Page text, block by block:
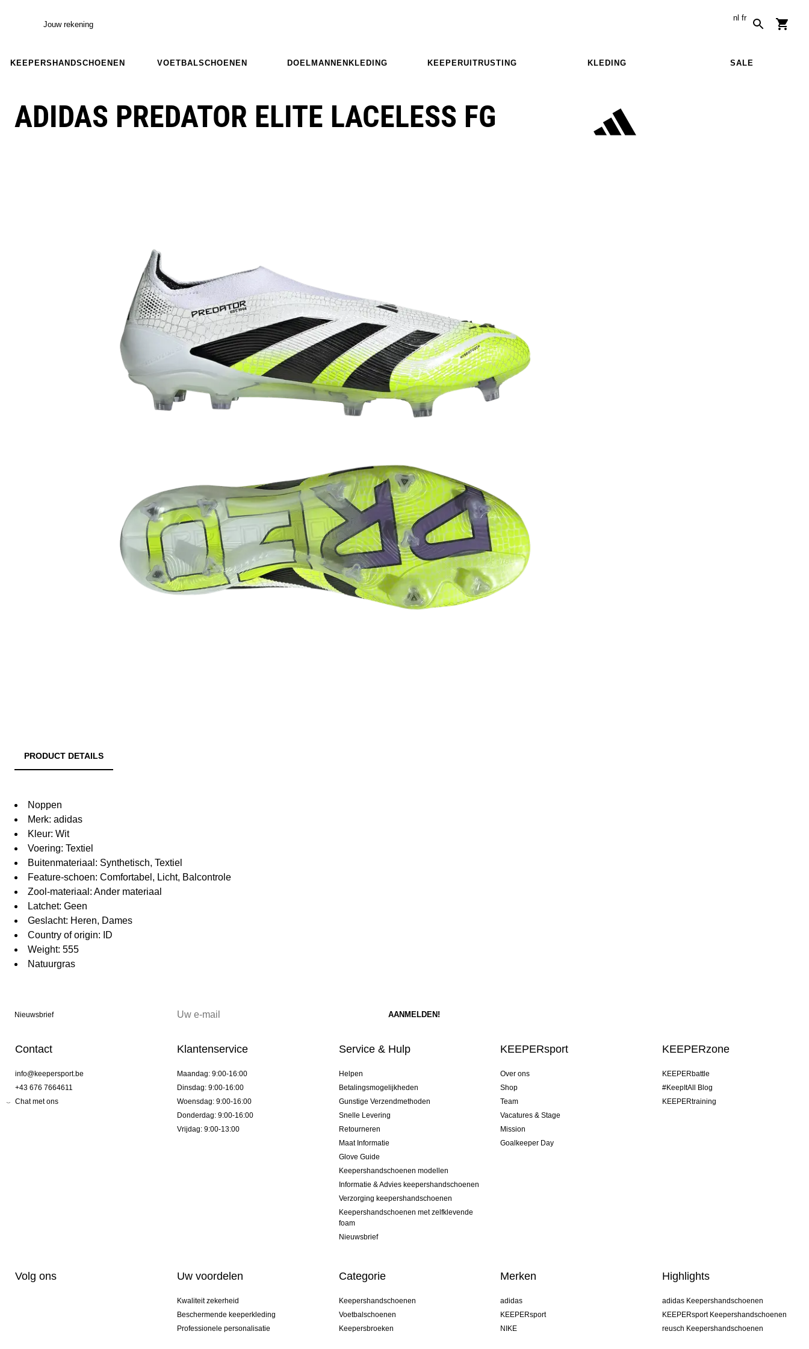
Jouw rekening
nl fr
KEEPERSHANDSCHOENEN VOETBALSCHOENEN DOELMANNENKLEDING KEEPERUITRUSTING KLEDING SALE
ADIDAS PREDATOR ELITE LACELESS FG
PRODUCT DETAILS
Noppen
Merk: adidas
Kleur: Wit
Voering: Textiel
Buitenmateriaal: Synthetisch, Textiel
Feature-schoen: Comfortabel, Licht, Balcontrole
Zool-materiaal: Ander materiaal
Latchet: Geen
Geslacht: Heren, Dames
Country of origin: ID
Weight: 555
Natuurgras
Nieuwsbrief
Contact
info@keepersport.be
+43 676 7664611
Chat met ons
Klantenservice
Maandag: 9:00-16:00
Dinsdag: 9:00-16:00
Woensdag: 9:00-16:00
Donderdag: 9:00-16:00
Vrijdag: 9:00-13:00
Service & Hulp
Helpen
Betalingsmogelijkheden
Gunstige Verzendmethoden
Snelle Levering
Retourneren
Maat Informatie
Glove Guide
Keepershandschoenen modellen
Informatie & Advies keepershandschoenen
Verzorging keepershandschoenen
Keepershandschoenen met zelfklevende
foam
Nieuwsbrief
KEEPERsport
Over ons
Shop
Team
Vacatures & Stage
Mission
Goalkeeper Day
KEEPERzone
KEEPERbattle
#KeepItAll Blog
KEEPERtraining
Volg ons Uw voordelen
Kwaliteit zekerheid
Beschermende keeperkleding
Professionele personalisatie
Categorie
Keepershandschoenen
Voetbalschoenen
Keepersbroeken
Merken
adidas
KEEPERsport
NIKE
Highlights
adidas Keepershandschoenen
KEEPERsport Keepershandschoenen
reusch Keepershandschoenen